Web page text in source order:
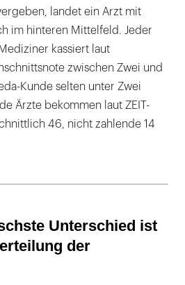
landet ein Arzt mit
im hinteren Mittelfeld. Jeder
kassiert laut
zwischen Zwei und
Kunde selten unter Zwei
Ärzte bekommen laut ZEIT-
46, nicht zahlende 14
Unterschied ist
der